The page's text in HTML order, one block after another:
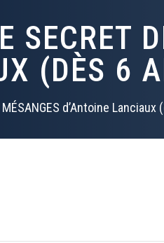
SECRET
(DÈS 6
d’Antoine Lanciaux